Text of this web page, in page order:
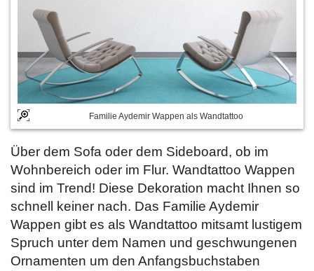
Familie Aydemir Wappen als Wandtattoo
Über dem Sofa oder dem Sideboard, ob im
Wohnbereich oder im Flur. Wandtattoo Wappen
sind im Trend! Diese Dekoration macht Ihnen so
schnell keiner nach. Das Familie Aydemir
Wappen gibt es als Wandtattoo mitsamt lustigem
Spruch unter dem Namen und geschwungenen
Ornamenten um den Anfangsbuchstaben